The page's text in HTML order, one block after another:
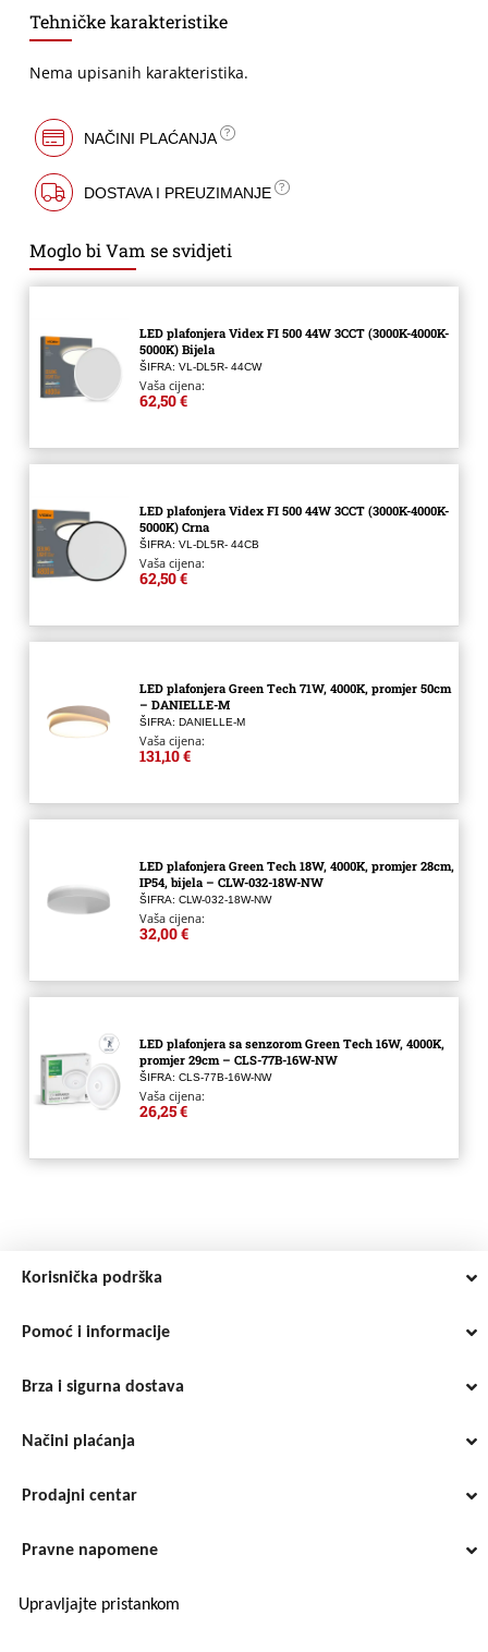
Tehničke karakteristike
Nema upisanih karakteristika.
NAČINI PLAĆANJA
DOSTAVA I PREUZIMANJE
Moglo bi Vam se svidjeti
LED plafonjera Videx FI 500 44W 3CCT (3000K-4000K-
5000K) Bijela
ŠIFRA: VL-DL5R- 44CW
Vaša cijena:
62,50 €
LED plafonjera Videx FI 500 44W 3CCT (3000K-4000K-
5000K) Crna
ŠIFRA: VL-DL5R- 44CB
Vaša cijena:
62,50 €
LED plafonjera Green Tech 71W, 4000K, promjer 50cm
– DANIELLE-M
ŠIFRA: DANIELLE-M
Vaša cijena:
131,10 €
LED plafonjera Green Tech 18W, 4000K, promjer 28cm,
IP54, bijela – CLW-032-18W-NW
ŠIFRA: CLW-032-18W-NW
Vaša cijena:
32,00 €
LED plafonjera sa senzorom Green Tech 16W, 4000K,
promjer 29cm – CLS-77B-16W-NW
ŠIFRA: CLS-77B-16W-NW
Vaša cijena:
26,25 €
Korisnička podrška
Pomoć i informacije
Brza i sigurna dostava
Načini plaćanja
Prodajni centar
Pravne napomene
Upravljajte pristankom